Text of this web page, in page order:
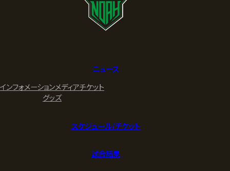
ニュース
インフォメーションメディアチケット
グッズ
スケジュール/チケット
試合結果